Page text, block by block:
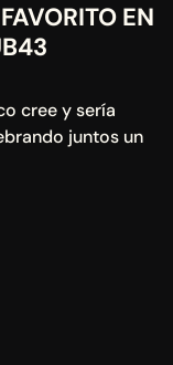
EN
cree y sería
juntos un